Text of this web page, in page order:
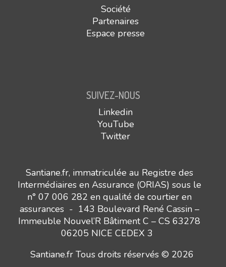
Société
Partenaires
Espace presse
SUIVEZ-NOUS
Linkedin
YouTube
Twitter
Santiane.fr, immatriculée au Registre des
Intermédiaires en Assurance (ORIAS) sous le
n° 07 006 282 en qualité de courtier en
assurances - 143 Boulevard René Cassin –
Immeuble Nouvel’R Bâtiment C – CS 63278
06205 NICE CEDEX 3
Santiane.fr Tous droits réservés © 2026